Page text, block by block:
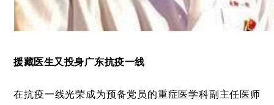
援藏医生又投身广东抗疫一线
在抗疫一线光荣成为预备党员的重症医学科副主任医师